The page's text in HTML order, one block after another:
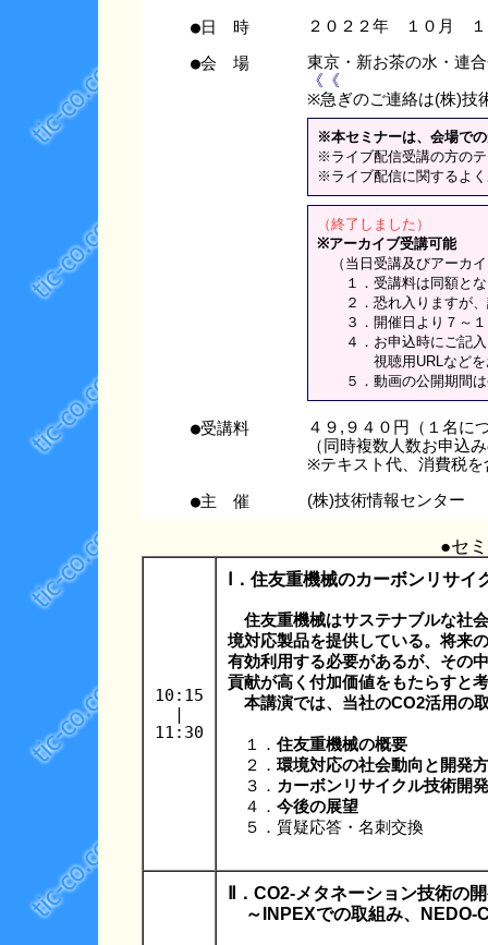
●日 時 ２０２２年 １０月 １
●会 場
東京・新お茶の水・
《《
※急ぎのご連絡は(株)技
※本セミナーは、会場で
※ライブ配信受講の方の
※ライブ配信に関するよ
（終了しました）
※アーカイブ受講可能
（当日受講及びアーカ
１．受講料は同額とな
２．恐れ入りますが、
３．開催日より７～１
４．お申込時にご記入
視聴用URLなどをお
５．動画の公開期間は
●受講料
４９,９４０円（１名に
（同時複数人数お申込
※テキスト代、消費税を
●主 催 (株)技術情報センター
●セ
10:15
|
11:30
Ⅰ．住友重機械のカーボンリサイ
住友重機械はサステナブルな社
境対応製品を提供している。将来
有効利用する必要があるが、その
貢献が高く付加価値をもたらすと
本講演では、当社のCO2活用の
１． 住友重機械の概要
２． 環境対応の社会動向と開発
３． カーボンリサイクル技術開
４． 今後の展望
５．質疑応答・名刺交換
Ⅱ．CO2-メタネーション技術の
～INPEXでの取組み、NEDO-